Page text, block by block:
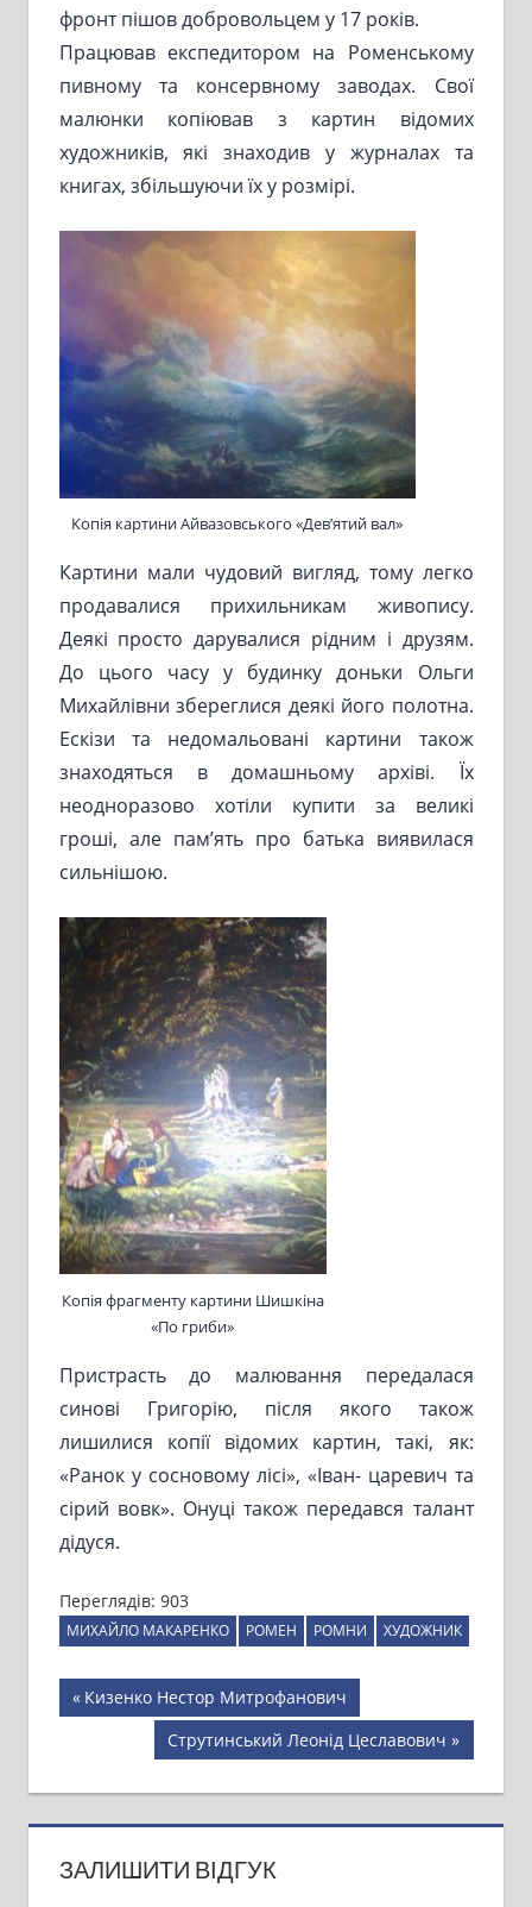
фронт пішов добровольцем у 17 років.
Працював експедитором на Роменському
пивному та консервному заводах. Свої
малюнки копіював з картин відомих
художників, які знаходив у журналах та
книгах, збільшуючи їх у розмірі.
Копія картини Айвазовського «Дев’ятий вал»
Картини мали чудовий вигляд, тому легко
продавалися прихильникам живопису.
Деякі просто дарувалися рідним і друзям.
До цього часу у будинку доньки Ольги
Михайлівни збереглися деякі його полотна.
Ескізи та недомальовані картини також
знаходяться в домашньому архіві. Їх
неодноразово хотіли купити за великі
гроші, але пам’ять про батька виявилася
сильнішою.
Копія фрагменту картини Шишкіна
«По гриби»
Пристрасть до малювання передалася
синові Григорію, після якого також
лишилися копії відомих картин, такі, як:
«Ранок у сосновому лісі», «Іван- царевич та
сірий вовк». Онуці також передався талант
дідуся.
Переглядів: 903
МИХАЙЛО МАКАРЕНКО РОМЕН РОМНИ ХУДОЖНИК
Навігація
записів
Previous
Кизенко Нестор Митрофанович
Next
Post:
Струтинський Леонід Цеславович
ЗАЛИШИТИ ВІДГУК